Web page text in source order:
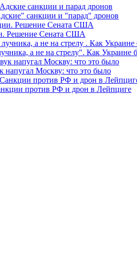
санкции и "парад" дронов
Решение Сената США
а не на стрелу". Как Украине
напугал Москву: что это было
против РФ и дрон в Лейпциге